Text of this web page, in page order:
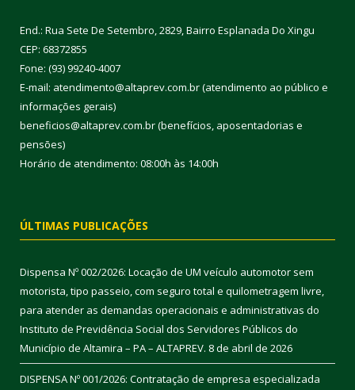
End.: Rua Sete De Setembro, 2829, Bairro Esplanada Do Xingu
CEP: 68372855
Fone: (93) 99240-4007
E-mail: atendimento@altaprev.com.br (atendimento ao público e
informações gerais)
beneficios@altaprev.com.br (benefícios, aposentadorias e
pensões)
Horário de atendimento: 08:00h às 14:00h
ÚLTIMAS PUBLICAÇÕES
Dispensa Nº 002/2026: Locação de UM veículo automotor sem
motorista, tipo passeio, com seguro total e quilometragem livre,
para atender as demandas operacionais e administrativas do
Instituto de Previdência Social dos Servidores Públicos do
Município de Altamira – PA – ALTAPREV. 8 de abril de 2026
DISPENSA Nº 001/2026: Contratação de empresa especializada